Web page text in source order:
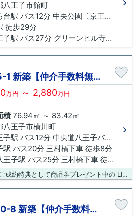
八王子市館町
めじろ台駅 バス12分 中央公園〔京王バス〕下車 徒歩6分
徒歩29分
西八王子駅 バス27分 グリーンヒル寺田下車 徒歩16分
八王子市横川町895-1 新築【仲介手数料無料】
万円 ～ 2,880万円
積76.94㎡ ～ 83.42㎡
八王子市横川町
西八王子駅 バス12分 中央道八王子バス停下下車 徒歩3分
駅 バス20分 三村橋下車 徒歩8分
京王八王子駅 バス25分 三村橋下車 徒歩8分
仲介手数料無料（０円）＋ご成約特典として商品券プレゼント中の LIXIL不動産ショップ八王子住まいる不動産にお任せください！
八王子市北野台3-30-8 新築【仲介手数料無料】